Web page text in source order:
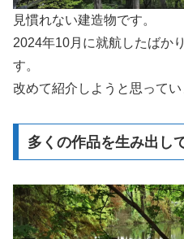
見慣れない建造物です。
2024年10月に就航したばか
す。
改めて紹介しようと思ってい
多くの作品を生み出し